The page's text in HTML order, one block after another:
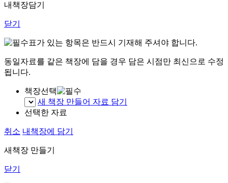
내책장담기
닫기
표가 있는 항목은 반드시 기재해 주셔야 합니다.
동일자료를 같은 책장에 담을 경우 담은 시점만 최신으로 수정
됩니다.
책장선택
새 책장 만들어 자료 담기
선택한 자료
취소 내책장에 담기
새책장 만들기
닫기